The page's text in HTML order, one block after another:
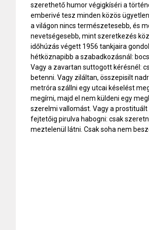
szerethető humor végigkíséri a
emberivé tesz minden közös
a világon nincs természetesebb, és
nevetségesebb, mint szeretkezés
időhúzás végett 1956 tankjaira
hétköznapibb a szabadkozásnál:
Vagy a zavartan suttogott kérésnél:
betenni. Vagy ziláltan, összepisilt
metróra szállni egy utcai késelést
megírni, majd el nem küldeni egy
szerelmi vallomást. Vagy a
fejtetőig pirulva habogni: csak
meztelenül látni. Csak soha nem